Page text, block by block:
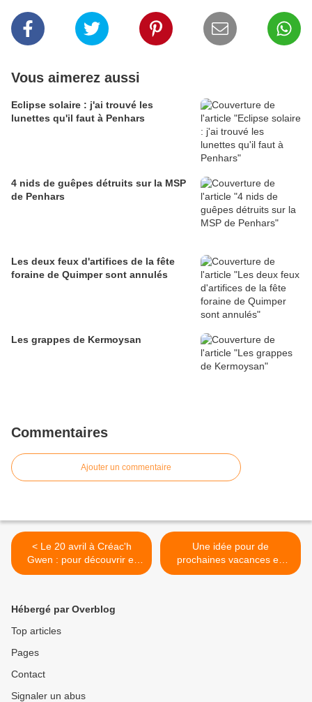
Vous aimerez aussi
Eclipse solaire : j'ai trouvé les
lunettes qu'il faut à Penhars
4 nids de guêpes détruits sur la MSP
de Penhars
Les deux feux d'artifices de la fête
foraine de Quimper sont annulés
Les grappes de Kermoysan
Commentaires
Ajouter un commentaire
< Le 20 avril à Créac'h
Gwen : pour découvrir et
s'initier aux sports de plein
Une idée pour de
prochaines vacances en
Bretagne >
Hébergé par Overblog
Top articles
Pages
Contact
Signaler un abus